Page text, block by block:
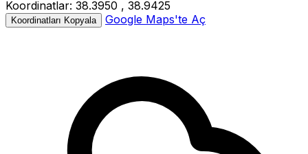
Büyüklük:3.4M
Derinlik:11.50km
−
Koordinatlar: 38.3950 , 38.9425
Koordinatları Kopyala Google Maps'te Aç